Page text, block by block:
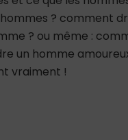
? comment
? ou même :
un homme
vraiment !